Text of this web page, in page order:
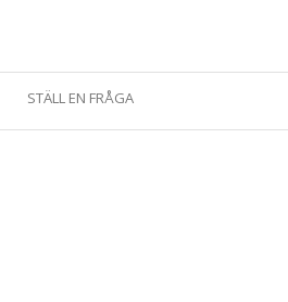
STÄLL EN FRÅGA